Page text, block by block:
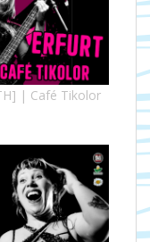
| Café Tikolor